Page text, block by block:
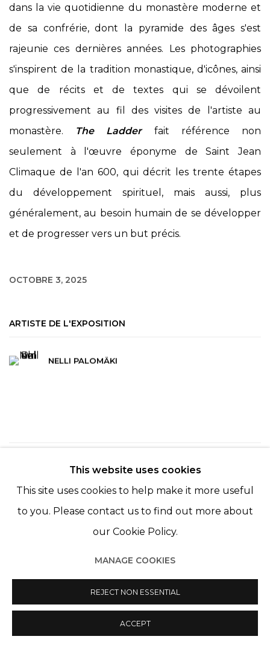
dans la vie quotidienne du monastère moderne et
de sa confrérie, dont la pyramide des âges s'est
rajeunie ces dernières années. Les photographies
s'inspirent de la tradition monastique, d'icônes, ainsi
que de récits et de textes qui se dévoilent
progressivement au fil des visites de l'artiste au
monastère. The Ladder
fait référence non
seulement à l'œuvre éponyme de Saint Jean
Climaque de l'an 600, qui décrit les trente étapes
du développement spirituel, mais aussi, plus
généralement, au besoin humain de se développer
et de progresser vers un but précis.
OCTOBRE 3, 2025
ARTISTE DE L'EXPOSITION
NELLI PALOMÄKI
RETOUR
© 2022 LES FILLES DU CALVAIRE SITE BY ARTLOGIC
This website uses cookies
This site uses cookies to help make it more useful
to you. Please contact us to find out more about
our Cookie Policy.
MANAGE COOKIES
REJECT NON ESSENTIAL
ACCEPT